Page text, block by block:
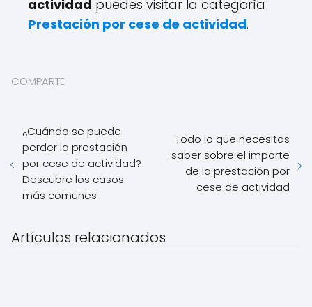
actividad puedes visitar la categoría
Prestación por cese de actividad.
COMPARTE
¿Cuándo se puede
perder la prestación
por cese de actividad?
Descubre los casos
más comunes
Todo lo que necesitas
saber sobre el importe
de la prestación por
cese de actividad
Artículos relacionados